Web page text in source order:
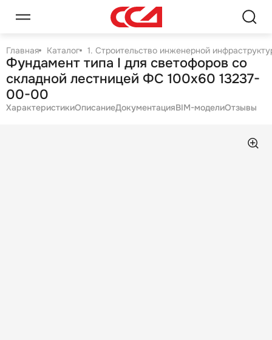
Главная Каталог 1. Строительство инженерной
Фундамент типа I для светофоров со
складной лестницей ФС 100х60 13237-
00-00
ХарактеристикиОписаниеДокументацияBIM-моделиОтзывы